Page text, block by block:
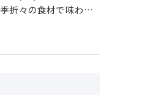
四季折々の食材で味わう絶品握り寿司の魅力